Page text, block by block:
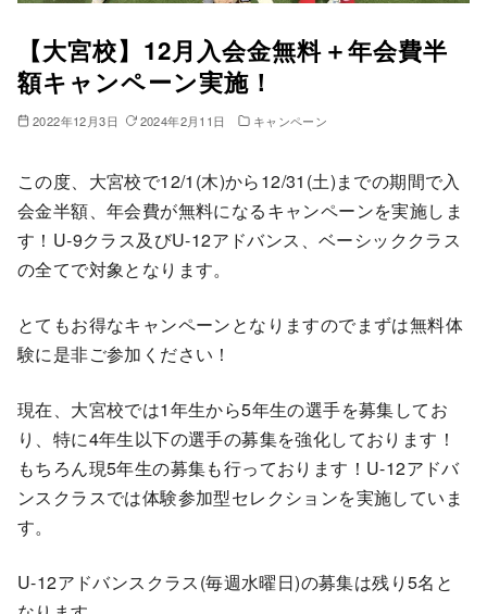
【大宮校】12月入会金無料＋年会費半
額キャンペーン実施！
2022年12月3日 2024年2月11日 キャンペーン
この度、大宮校で12/1(木)から12/31(土)までの期間で入
会金半額、年会費が無料になるキャンペーンを実施しま
す！U-9クラス及びU-12アドバンス、ベーシッククラス
の全てで対象となります。
とてもお得なキャンペーンとなりますのでまずは無料体
験に是非ご参加ください！
現在、大宮校では1年生から5年生の選手を募集してお
り、特に4年生以下の選手の募集を強化しております！
もちろん現5年生の募集も行っております！U-12アドバ
ンスクラスでは体験参加型セレクションを実施していま
す。
U-12アドバンスクラス(毎週水曜日)の募集は残り5名と